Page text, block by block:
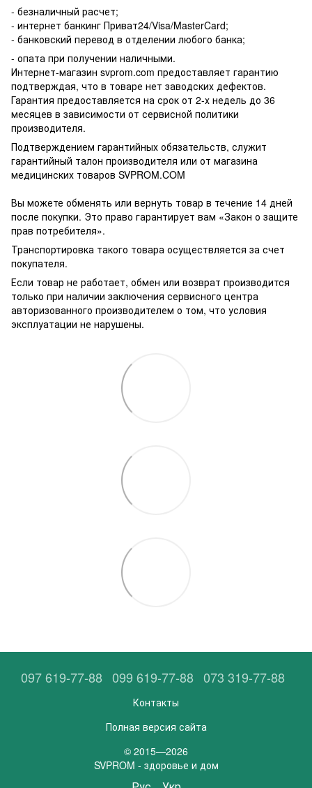
- безналичный расчет;
- интернет банкинг Приват24/Visa/MasterCard;
- банковский перевод в отделении любого банка;
- опата при получении наличными.
Интернет-магазин svprom.com предоставляет гарантию
подтверждая, что в товаре нет заводских дефектов.
Гарантия предоставляется на срок от 2-х недель до 36
месяцев в зависимости от сервисной политики
производителя.
Подтверждением гарантийных обязательств, служит
гарантийный талон производителя или от магазина
медицинских товаров SVPROM.COM
Вы можете обменять или вернуть товар в течение 14 дней
после покупки. Это право гарантирует вам «Закон о защите
прав потребителя».
Транспортировка такого товара осуществляется за счет
покупателя.
Если товар не работает, обмен или возврат производится
только при наличии заключения сервисного центра
авторизованного производителем о том, что условия
эксплуатации не нарушены.
097 619-77-88 099 619-77-88 073 319-77-88
Контакты
Полная версия сайта
© 2015—2026
SVPROM - здоровье и дом